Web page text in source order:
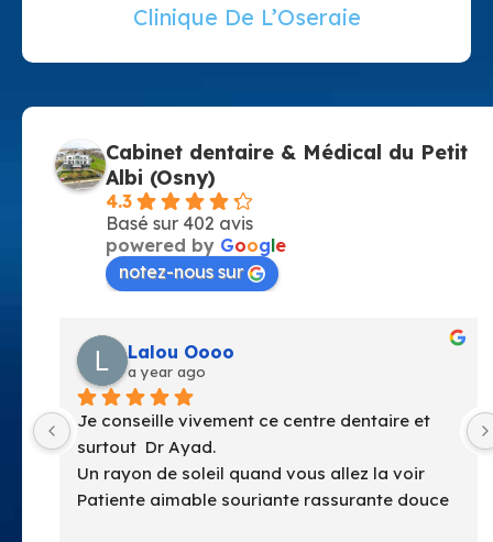
Clinique De L’Oseraie
Cabinet dentaire & Médical du Petit
Albi (Osny)
4.3
Basé sur 402 avis
powered by Google
notez-nous sur
ce centre dentaire et
quand vous allez la voir
souriante rassurante douce
anne perrie
Facile d’acces